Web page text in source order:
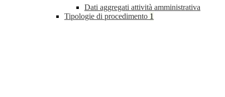
Dati aggregati attività amministrativa
Tipologie di procedimento 1